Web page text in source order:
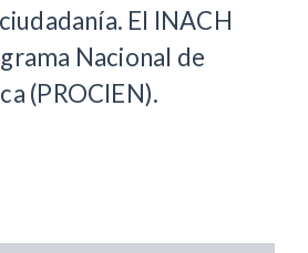
El INACH
Nacional de
(PROCIEN).